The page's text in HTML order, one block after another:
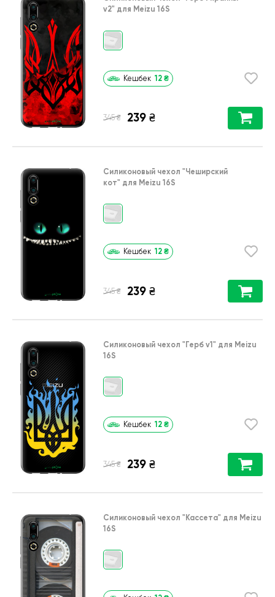
v2" для Meizu 16S
Кешбек 12 ₴
345 ₴ 239 ₴
Силиконовый чехол "Чеширский
кот" для Meizu 16S
Кешбек 12 ₴
345 ₴ 239 ₴
Силиконовый чехол "Герб v1" для Meizu
16S
Кешбек 12 ₴
345 ₴ 239 ₴
Силиконовый чехол "Кассета" для Meizu
16S